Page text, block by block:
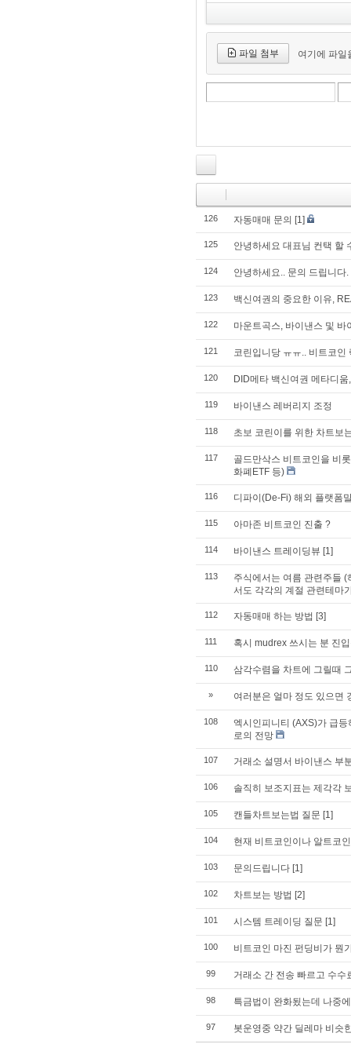
파일 첨부 여기에 파일
126 자동매매 문의 [1]
125 안녕하세요 대표님 컨택 할
124 안녕하세요.. 문의 드립니다.
123 백신여권의 중요한 이유,
122 마운트곡스, 바이낸스 및
121 코린입니당 ㅠㅠ.. 비트코
120 DID메타 백신여권 메타디
119 바이낸스 레버리지 조정
118 초보 코린이를 위한 차트보
117
골드만삭스 비트코인을 비
화폐ETF 등)
116 디파이(De-Fi) 해외 플랫폼
115 아마존 비트코인 진출 ?
114 바이낸스 트레이딩뷰 [1]
113
주식에서는 여름 관련주들
서도 각각의 계절 관련테마
112 자동매매 하는 방법 [3]
111 혹시 mudrex 쓰시는 분 진
110 삼각수렴을 차트에 그릴때
» 여러분은 얼마 정도 있으면
108
엑시인피니티 (AXS)가 급
로의 전망
107 거래소 설명서 바이낸스 부
106 솔직히 보조지표는 제각각
105 캔들차트보는법 질문 [1]
104 현재 비트코인이나 알트코
103 문의드립니다 [1]
102 차트보는 방법 [2]
101 시스템 트레이딩 질문 [1]
100 비트코인 마진 펀딩비가 뭔
99 거래소 간 전송 빠르고 수
98 특금법이 완화됬는데 나중
97 봇운영중 약간 딜레마 비슷